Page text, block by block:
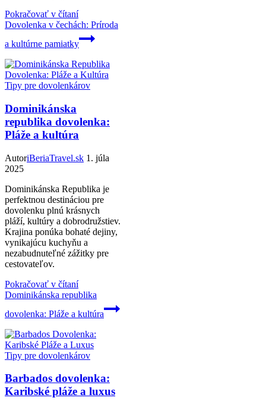
Pokračovať v čítaní
Dovolenka v čechách: Príroda
a kultúrne pamiatky
Tipy pre dovolenkárov
Dominikánska
republika dovolenka:
Pláže a kultúra
AutoriBeriaTravel.sk 1. júla
2025
Dominikánska Republika je
perfektnou destináciou pre
dovolenku plnú krásnych
pláží, kultúry a dobrodružstiev.
Krajina ponúka bohaté dejiny,
vynikajúcu kuchyňu a
nezabudnuteľné zážitky pre
cestovateľov.
Pokračovať v čítaní
Dominikánska republika
dovolenka: Pláže a kultúra
Tipy pre dovolenkárov
Barbados dovolenka:
Karibské pláže a luxus